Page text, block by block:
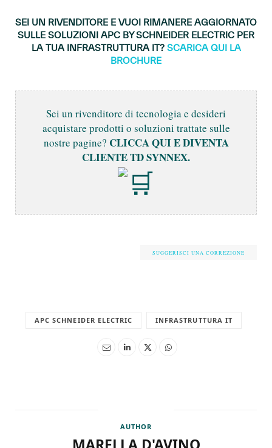
SEI UN RIVENDITORE E VUOI RIMANERE AGGIORNATO
SULLE SOLUZIONI APC BY SCHNEIDER ELECTRIC PER
LA TUA INFRASTRUTTURA IT? SCARICA QUI LA
BROCHURE
Sei un rivenditore di tecnologia e desideri
acquistare prodotti o soluzioni trattate sulle
nostre pagine? CLICCA QUI E DIVENTA
CLIENTE TD SYNNEX.
SUGGERISCI UNA CORREZIONE
APC SCHNEIDER ELECTRIC INFRASTRUTTURA IT
AUTHOR